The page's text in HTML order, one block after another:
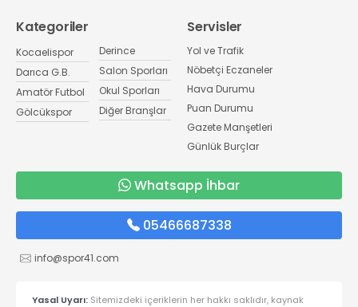
Kategoriler
Kocaelispor
Darıca G.B.
Amatör Futbol
Gölcükspor
Derince
Salon Sporları
Okul Sporları
Diğer Branşlar
Servisler
Yol ve Trafik
Nöbetçi Eczaneler
Hava Durumu
Puan Durumu
Gazete Manşetleri
Günlük Burçlar
Whatsapp İhbar
05466687338
info@spor41.com
Yasal Uyarı: Sitemizdeki içeriklerin her hakkı saklıdır, kaynak